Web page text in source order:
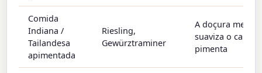
Comida
Indiana /
Tailandesa
apimentada
Riesling,
Gewürztraminer
A doçura meio
suaviza o calor
pimenta